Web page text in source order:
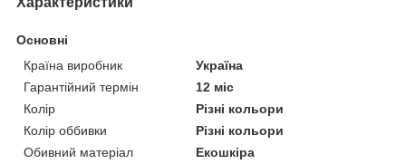
Основні
Країна виробник
Україна
Гарантійний термін
12 міс
Колір
Різні кольори
Колір оббивки
Різні кольори
Обивний матеріал
Екошкіра